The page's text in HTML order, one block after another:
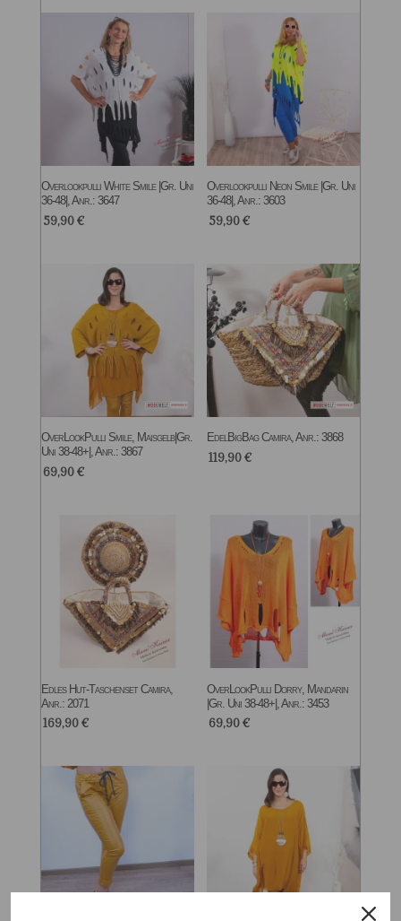
Overlookpulli White Smile |Gr. Uni
36-48|, Anr.: 3647
59,90€
Overlookpulli Neon Smile |Gr. Uni
36-48|, Anr.: 3603
59,90€
OverLookPulli Smile, Maisgelb|Gr.
Uni 38-48+|, Anr.: 3867
69,90€
EdelBigBag Camira, Anr.: 3868
119,90€
Edles Hut-Taschenset Camira,
Anr.: 2071
169,90€
OverLookPulli Dorry, Mandarin
|Gr. Uni 38-48+|, Anr.: 3453
69,90€